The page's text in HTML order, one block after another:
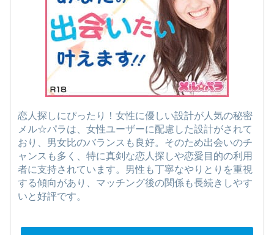
恋人探しにぴったり！女性に優しい設計が人気の秘密
メル☆パラは、女性ユーザーに配慮した設計がされて
おり、男女比のバランスも良好。そのため出会いのチ
ャンスも多く、特に真剣な恋人探しや恋愛目的の利用
者に支持されています。男性も丁寧なやりとりを重視
する傾向があり、マッチング後の関係も長続きしやす
いと好評です。